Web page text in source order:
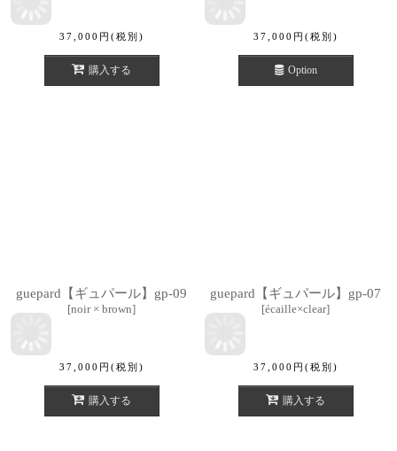
37,000 円 (税別)
購入する
37,000 円 (税別)
Option
guepard【ギュパール】gp-09
[noir × brown]
37,000 円 (税別)
購入する
guepard【ギュパール】gp-07
[écaille×clear]
37,000 円 (税別)
購入する